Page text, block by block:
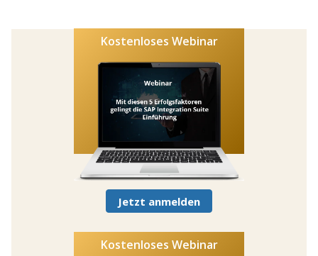
Kostenloses Webinar
Jetzt anmelden
Kostenloses Webinar